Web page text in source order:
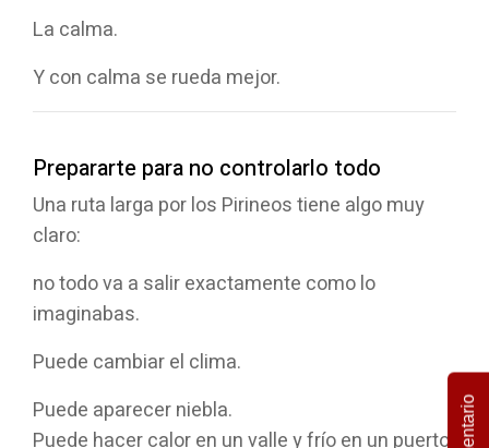
La calma.
Y con calma se rueda mejor.
Prepararte para no controlarlo todo
Una ruta larga por los Pirineos tiene algo muy
claro:
no todo va a salir exactamente como lo
imaginabas.
Puede cambiar el clima.
Puede aparecer niebla.
Puede hacer calor en un valle y frío en un puerto.